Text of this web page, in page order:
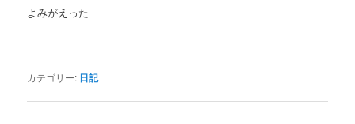
よみがえった
カテゴリー: 日記